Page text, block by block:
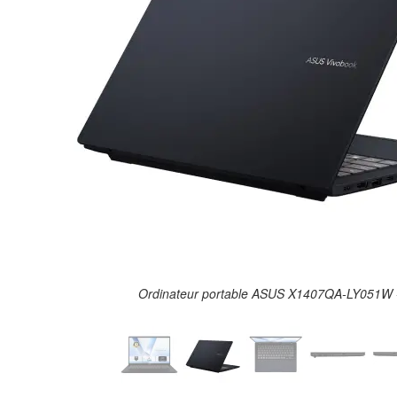
Ordinateur portable ASUS X1407QA-LY051W